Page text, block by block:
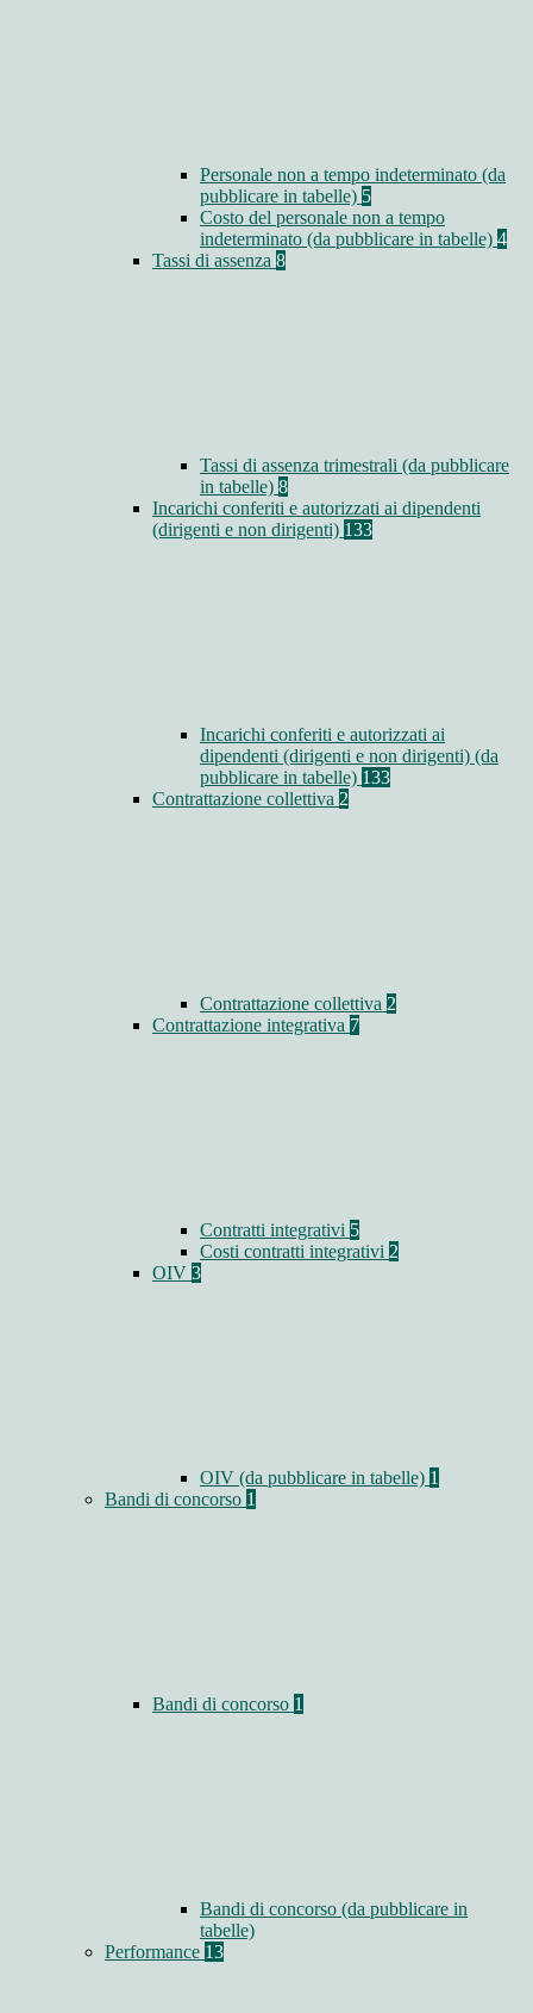
Personale non a tempo indeterminato (da
pubblicare in tabelle) 5
Costo del personale non a tempo
indeterminato (da pubblicare in tabelle) 4
Tassi di assenza 8
Tassi di assenza trimestrali (da pubblicare
in tabelle) 8
Incarichi conferiti e autorizzati ai dipendenti
(dirigenti e non dirigenti) 133
Incarichi conferiti e autorizzati ai
dipendenti (dirigenti e non dirigenti) (da
pubblicare in tabelle) 133
Contrattazione collettiva 2
Contrattazione collettiva 2
Contrattazione integrativa 7
Contratti integrativi 5
Costi contratti integrativi 2
OIV 3
OIV (da pubblicare in tabelle) 1
Bandi di concorso 1
Bandi di concorso 1
Bandi di concorso (da pubblicare in
tabelle)
Performance 13